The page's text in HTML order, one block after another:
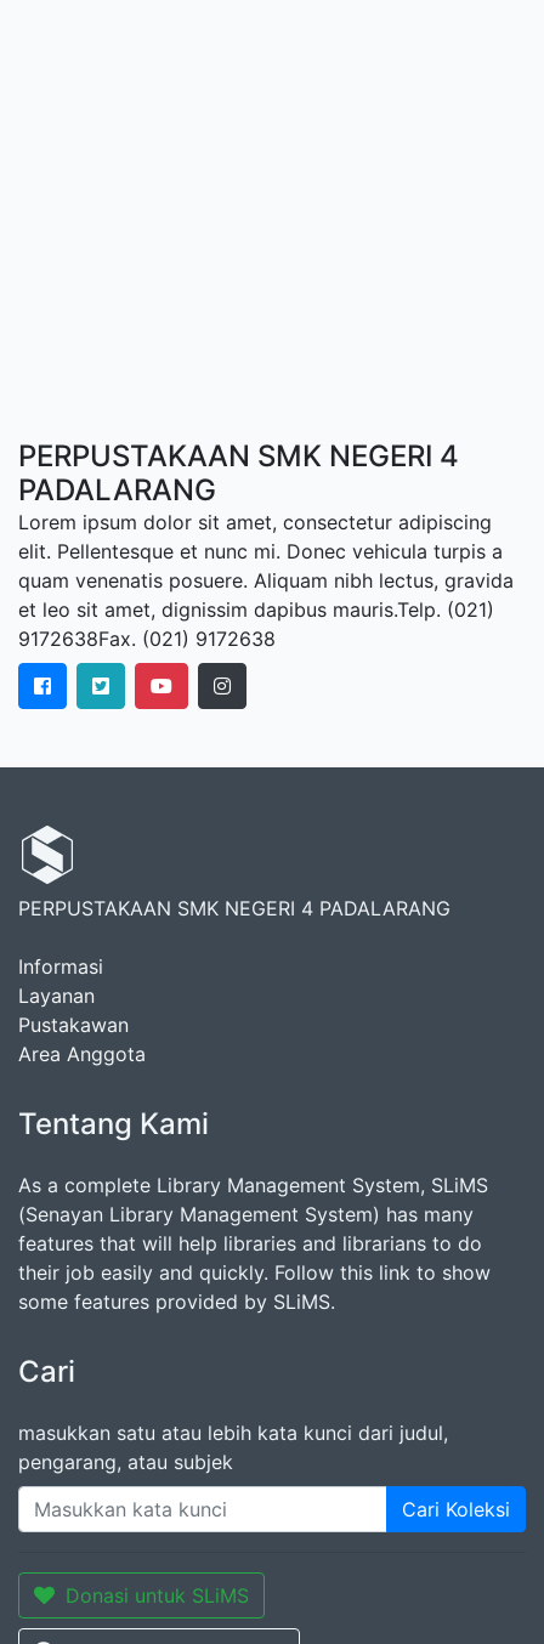
PERPUSTAKAAN SMK NEGERI 4
PADALARANG
Lorem ipsum dolor sit amet, consectetur adipiscing
elit. Pellentesque et nunc mi. Donec vehicula turpis a
quam venenatis posuere. Aliquam nibh lectus, gravida
et leo sit amet, dignissim dapibus mauris.Telp. (021)
9172638Fax. (021) 9172638
PERPUSTAKAAN SMK NEGERI 4 PADALARANG
Informasi
Layanan
Pustakawan
Area Anggota
Tentang Kami
As a complete Library Management System, SLiMS
(Senayan Library Management System) has many
features that will help libraries and librarians to do
their job easily and quickly. Follow this link to show
some features provided by SLiMS.
Cari
masukkan satu atau lebih kata kunci dari judul,
pengarang, atau subjek
Cari Koleksi
Donasi untuk SLiMS